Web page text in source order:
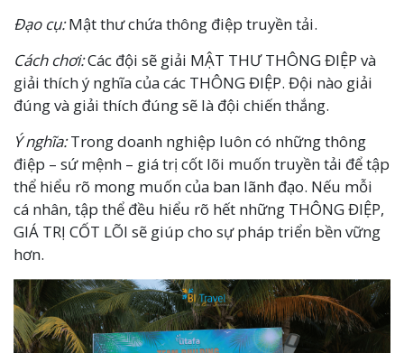
Đạo cụ:Mật thư chứa thông điệp truyền tải.
Cách chơi:Các đội sẽ giải MẬT THƯ THÔNG ĐIỆP và
giải thích ý nghĩa của các THÔNG ĐIỆP. Đội nào giải
đúng và giải thích đúng sẽ là đội chiến thắng.
Ý nghĩa:Trong doanh nghiệp luôn có những thông
điệp – sứ mệnh – giá trị cốt lõi muốn truyền tải để tập
thể hiểu rõ mong muốn của ban lãnh đạo. Nếu mỗi
cá nhân, tập thể đều hiểu rõ hết những THÔNG ĐIỆP,
GIÁ TRỊ CỐT LÕI sẽ giúp cho sự pháp triển bền vững
hơn.